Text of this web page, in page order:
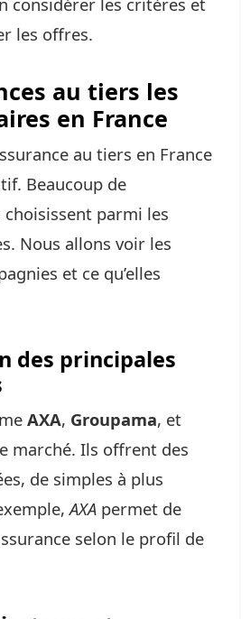
les offres.
au tiers les
en France
au tiers en France
Beaucoup de
parmi les
Nous allons voir les
et ce qu’elles
des principales
AXA, Groupama, et
marché. Ils offrent des
de simples à plus
AXA permet de
selon le profil de